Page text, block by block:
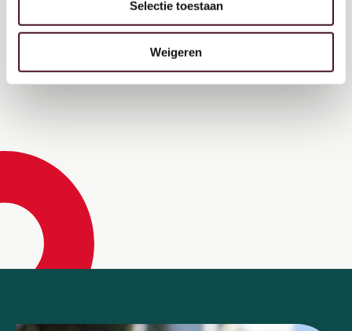
Selectie toestaan
Weigeren
Long term care 2030 – European Ageing Network 2019